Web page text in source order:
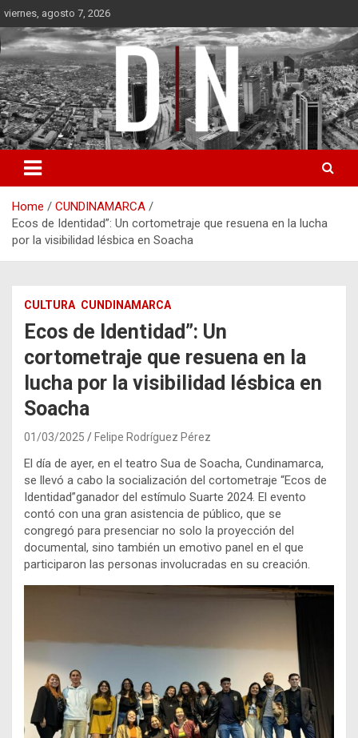
Skip
to
content
viernes, agosto 7, 2026
Diámetro Noticias
Home
CUNDINAMARCA
Ecos de Identidad”: Un cortometraje que resuena en la lucha
por la visibilidad lésbica en Soacha
CULTURA CUNDINAMARCA
Ecos de Identidad”: Un
cortometraje que resuena en la
lucha por la visibilidad lésbica en
Soacha
01/03/2025 Felipe Rodríguez Pérez
El día de ayer, en el teatro Sua de Soacha, Cundinamarca,
se llevó a cabo la socialización del cortometraje “Ecos de
Identidad”ganador del estímulo Suarte 2024. El evento
contó con una gran asistencia de público, que se
congregó para presenciar no solo la proyección del
documental, sino también un emotivo panel en el que
participaron las personas involucradas en su creación.